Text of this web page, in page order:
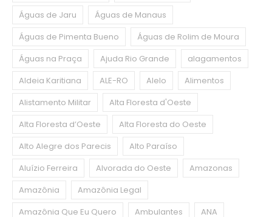
Águas de Jaru
Águas de Manaus
Águas de Pimenta Bueno
Águas de Rolim de Moura
Águas na Praça
Ajuda Rio Grande
alagamentos
Aldeia Karitiana
ALE-RO Alelo
Alimentos
Alistamento Militar
Alta Floresta d'Oeste
Alta Floresta d’Oeste
Alta Floresta do Oeste
Alto Alegre dos Parecis
Alto Paraíso
Aluízio Ferreira
Alvorada do Oeste
Amazonas
Amazônia
Amazônia Legal
Amazônia Que Eu Quero
Ambulantes ANA